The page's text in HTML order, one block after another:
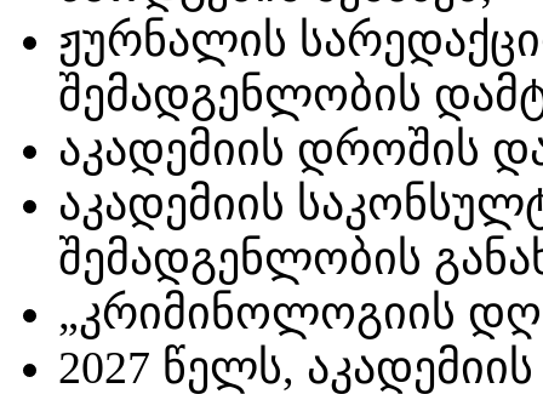
ჟურნალის
შემადგენლობის
აკადემიის დროშის
აკადემიის
შემადგენლობის
„კრიმინოლოგიის
2027 წელს,